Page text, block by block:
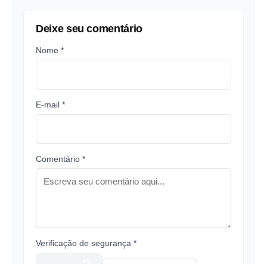
Deixe seu comentário
Nome *
E-mail *
Comentário *
Verificação de segurança *